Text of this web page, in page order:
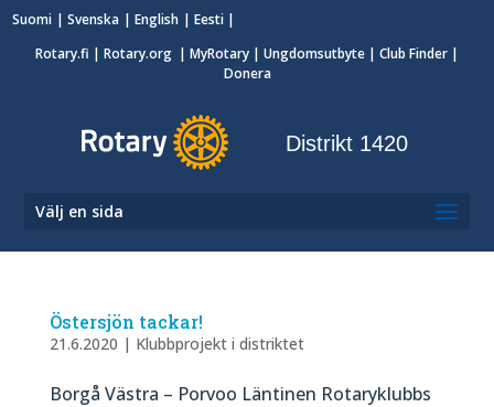
Suomi Svenska English
Eesti
Rotary.fi | Rotary.org | MyRotary | Ungdomsutbyte | Club Finder |
Donera
Distrikt 1420
Välj en sida
Östersjön tackar!
21.6.2020 | Klubbprojekt i distriktet
Borgå Västra – Porvoo Läntinen Rotaryklubbs